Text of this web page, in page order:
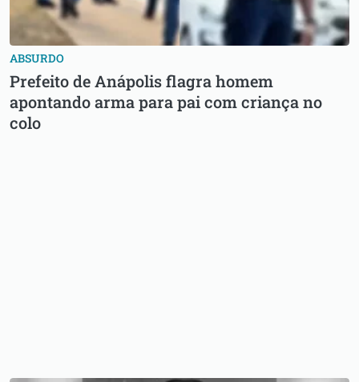
ABSURDO
Prefeito de Anápolis flagra homem
apontando arma para pai com criança no
colo